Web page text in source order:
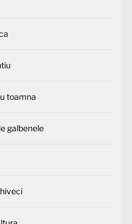
toamna
galbenele